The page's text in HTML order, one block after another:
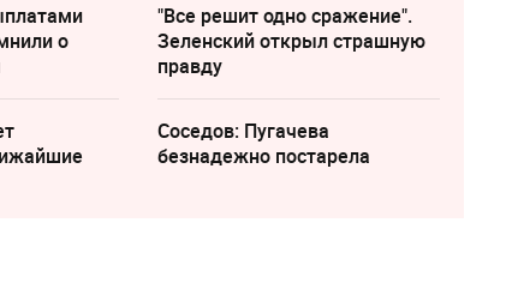
о
"Все решит одно сражение".
Зеленский открыл страшную
правду
Соседов: Пугачева
безнадежно постарела